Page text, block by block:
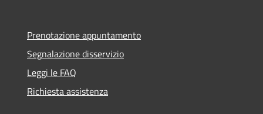
Prenotazione appuntamento
Segnalazione disservizio
Leggi le FAQ
Richiesta assistenza